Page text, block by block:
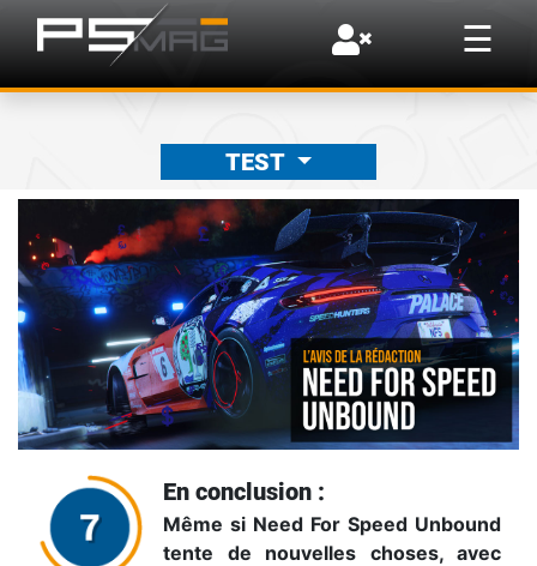
☰
×
TEST
En conclusion :
Même si Need For Speed Unbound
tente de nouvelles choses, avec